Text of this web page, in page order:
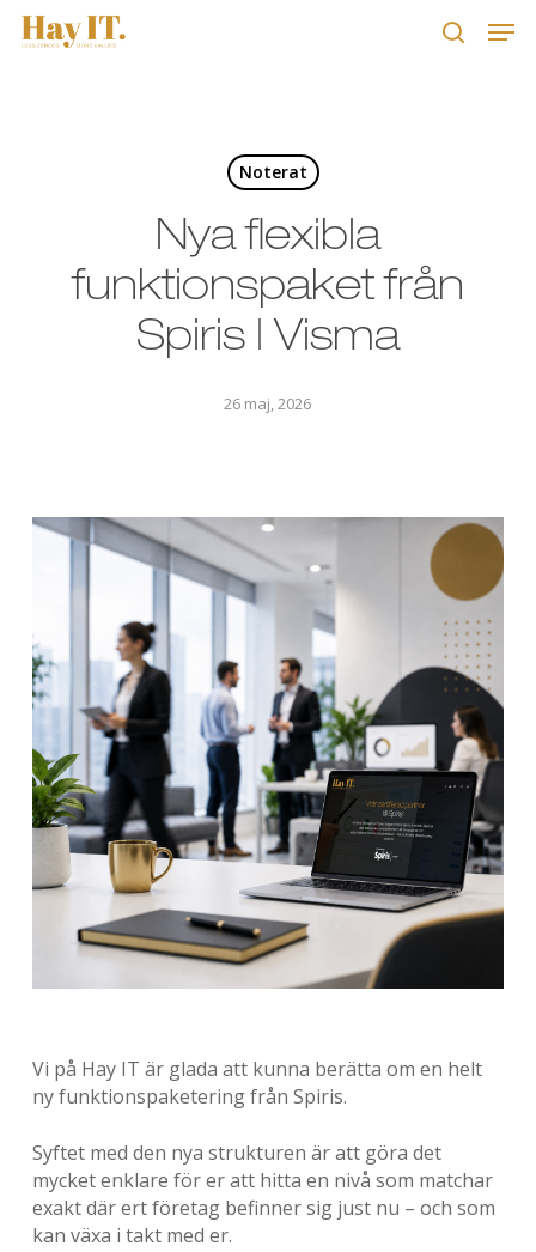
Skip
Noterat
Nya flexibla
funktionspaket från
Spiris | Visma
26 maj, 2026
Vi på Hay IT är glada att kunna berätta om en helt
ny funktionspaketering från Spiris.
Syftet med den nya strukturen är att göra det
mycket enklare för er att hitta en nivå som matchar
exakt där ert företag befinner sig just nu – och som
kan växa i takt med er.